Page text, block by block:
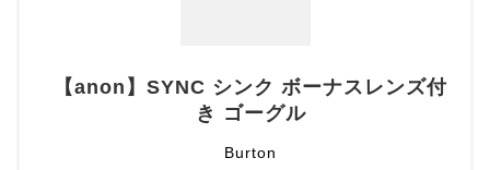
【anon】SYNC シンク ボーナスレンズ付
き ゴーグル
Burton